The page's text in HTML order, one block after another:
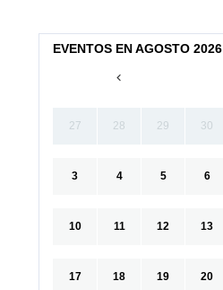
EVENTOS EN AGOSTO 2026
27 28 29 30
3 4 5 6
10 11 12 13
17 18 19 20